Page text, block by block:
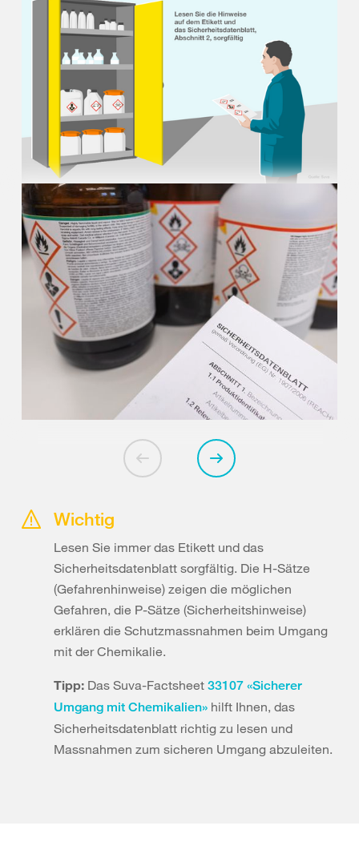
Wichtig
Lesen Sie immer das Etikett und das
Sicherheitsdatenblatt sorgfältig. Die H-Sätze
(Gefahrenhinweise) zeigen die möglichen
Gefahren, die P-Sätze (Sicherheitshinweise)
erklären die Schutzmassnahmen beim Umgang
mit der Chemikalie.
Tipp: Das Suva-Factsheet 33107 «Sicherer
Umgang mit Chemikalien» hilft Ihnen, das
Sicherheitsdatenblatt richtig zu lesen und
Massnahmen zum sicheren Umgang abzuleiten.